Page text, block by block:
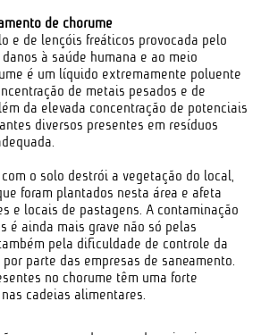
de chorume
e de lençóis freáticos provocada pelo
à saúde humana e ao meio
é um líquido extremamente poluente
de metais pesados e de
da elevada concentração de potenciais
diversos presentes em resíduos
o solo destrói a vegetação do local,
foram plantados nesta área e afeta
e locais de pastagens. A contaminação
é ainda mais grave não só pelas
pela dificuldade de controle da
parte das empresas de saneamento.
no chorume têm uma forte
cadeias alimentares.